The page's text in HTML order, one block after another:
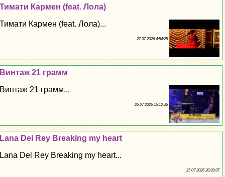
Тимати Кармен (feat. Лола)
Тимати Кармен (feat. Лола)...
27 07 2026 4:54:25
Винтаж 21 грамм
Винтаж 21 грамм...
26 07 2026 16:10:36
Lana Del Rey Breaking my heart
Lana Del Rey Breaking my heart...
25 07 2026 20:39:37